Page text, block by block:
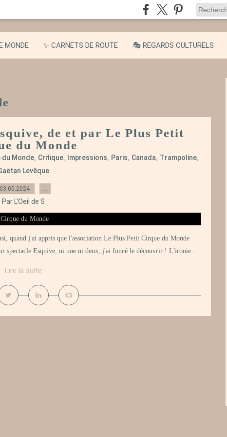
MONDE ✨ CARNETS DE ROUTE 🎭 REGARDS CULTURELS
de et par Le Plus Petit
du Monde
du Monde, Critique, Impressions, Paris, Canada, Trampoline,
Levêque
03.05.2024 …
Par L'Oeil de S
quand j'ai appris que l'association Le Plus Petit Cirque du Monde
spectacle Esquive, ni une ni deux, j'ai foncé le découvrir ! L'ironie...
Lire la suite